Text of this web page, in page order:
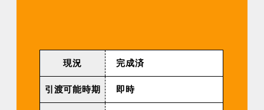
現況 完成済
引渡可能時期 即時